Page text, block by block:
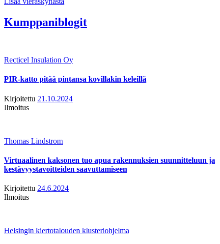
Kumppaniblogit
Recticel Insulation Oy
PIR-katto pitää pintansa kovillakin keleillä
Kirjoitettu 21.10.2024
Ilmoitus
Thomas Lindstrom
Virtuaalinen kaksonen tuo apua rakennuksien suunnitteluun ja
kestävyystavoitteiden saavuttamiseen
Kirjoitettu 24.6.2024
Ilmoitus
Helsingin kiertotalouden klusteriohjelma